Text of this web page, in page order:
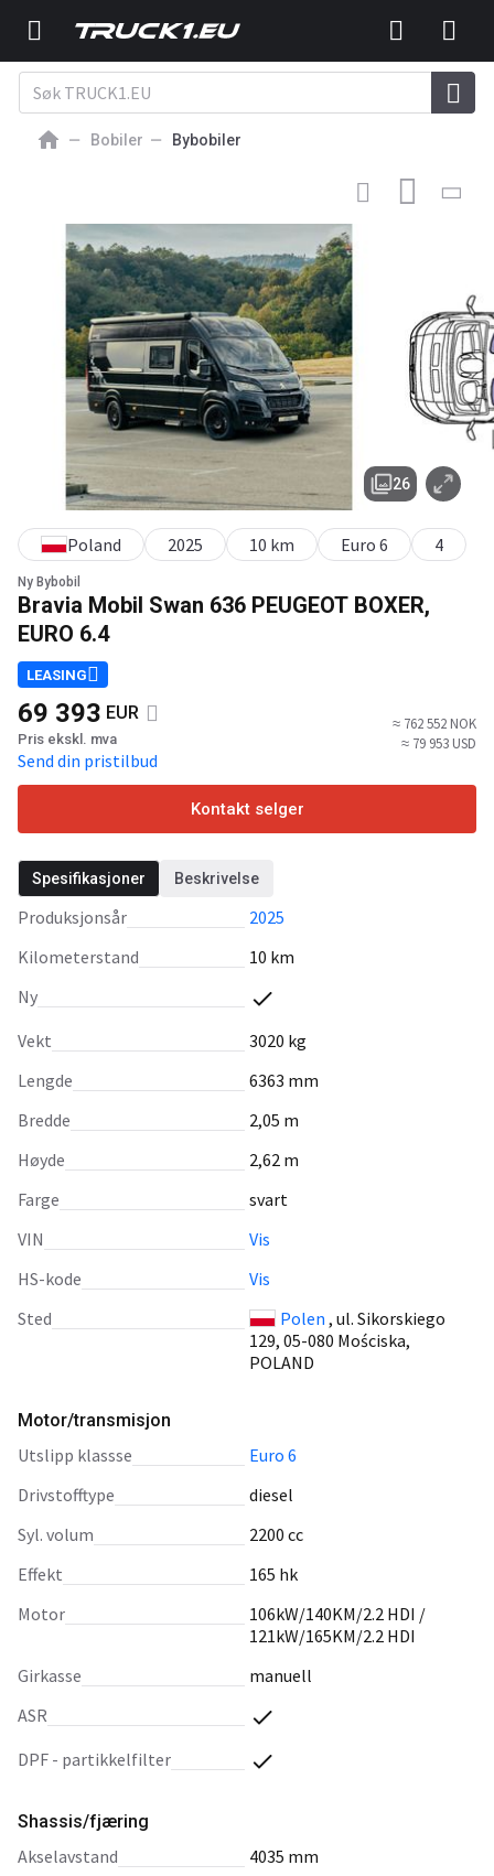
Bobiler Bybobiler
Bravia Mobil Swan 636 PEUGEOT BOXER, EURO
Ny Bybobil
Bravia Mobil Swan 636 PEUGEOT BOXER,
EURO 6.4
26
Poland 2025 10 km Euro 6 4
LEASING
69 393 EUR
Pris ekskl. mva
Send din pristilbud
≈ 762 552 NOK
≈ 79 953 USD
Kontakt selger
Spesifikasjoner Beskrivelse
Produksjonsår
2025
Kilometerstand
10 km
Ny
Vekt
3020 kg
Lengde
6363 mm
Bredde
2,05 m
Høyde
2,62 m
Farge
svart
VIN
Vis
HS-kode
Vis
Sted
Polen , ul. Sikorskiego
129, 05-080 Mościska,
POLAND
Motor/transmisjon
utslipp klassse
Euro 6
drivstofftype
diesel
syl. volum
2200 cc
effekt
165 hk
motor
106kW/140KM/2.2 HDI /
121kW/165KM/2.2 HDI
girkasse
manuell
ASR
DPF - partikkelfilter
Shassis/fjæring
akselavstand
4035 mm